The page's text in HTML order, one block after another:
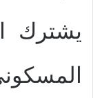
يشترك